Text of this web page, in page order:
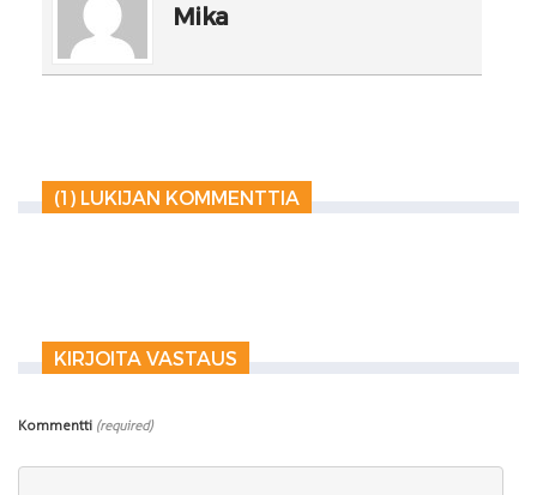
Mika
(1) LUKIJAN KOMMENTTIA
KIRJOITA VASTAUS
Kommentti (required)